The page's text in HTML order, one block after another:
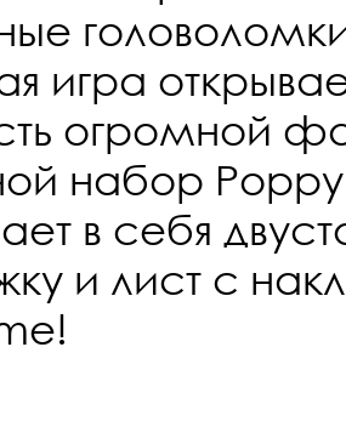
игра
огромной
набор
в себя
и лист с